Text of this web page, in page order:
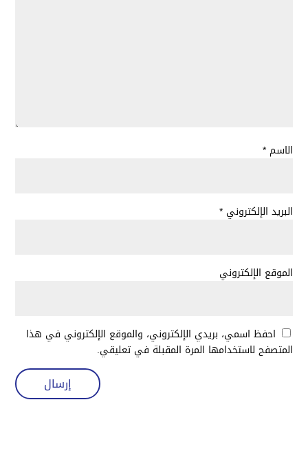
الاسم *
البريد الإلكتروني *
الموقع الإلكتروني
احفظ اسمي، بريدي الإلكتروني، والموقع الإلكتروني في هذا
المتصفح لاستخدامها المرة المقبلة في تعليقي.